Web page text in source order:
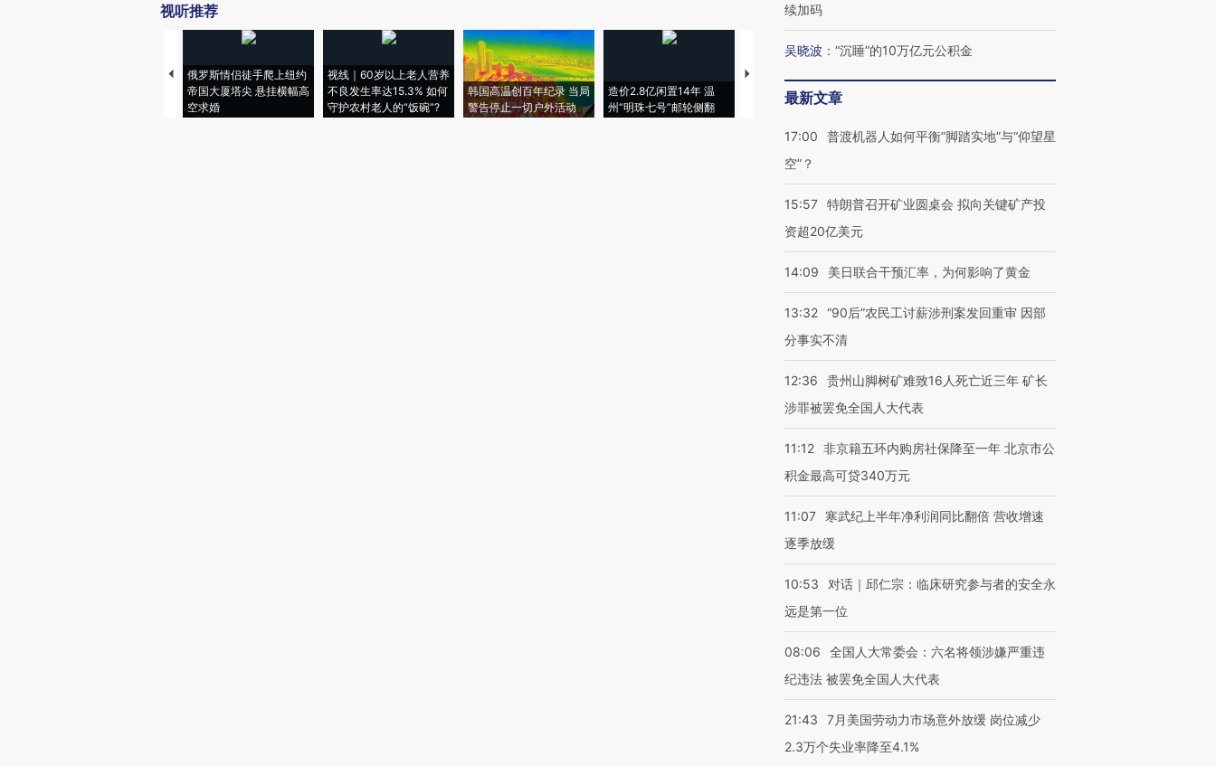
视听推荐
俄罗斯情侣徒手爬上纽约
帝国大厦塔尖 悬挂横幅高
空求婚
视线｜60岁以上老人营养
不良发生率达15.3% 如何
守护农村老人的“饭碗”?
韩国高温创百年纪录 当局
警告停止一切户外活动
造价2.8亿闲置14年 温
州“明珠七号”邮轮侧翻
特朗普出席葬礼疑似打瞌
睡引争议 白宫怒斥批评
者“堕落的白痴”
续加码
吴晓波 ： “沉睡”的10万亿元公积金
最新文章
17:00
普渡机器人如何平衡“脚踏实地”与“仰望星
空”？
15:57 特朗普召开矿业圆桌会 拟向关键矿产投
资超20亿美元
14:09 美日联合干预汇率，为何影响了黄金
13:32 “90后”农民工讨薪涉刑案发回重审 因部
分事实不清
12:36
贵州山脚树矿难致16人死亡近三年 矿长
涉罪被罢免全国人大代表
11:12 非京籍五环内购房社保降至一年 北京市公
积金最高可贷340万元
11:07
寒武纪上半年净利润同比翻倍 营收增速
逐季放缓
10:53
对话｜邱仁宗：临床研究参与者的安全永
远是第一位
08:06
全国人大常委会：六名将领涉嫌严重违
纪违法 被罢免全国人大代表
21:43
7月美国劳动力市场意外放缓 岗位减少
2.3万个失业率降至4.1%